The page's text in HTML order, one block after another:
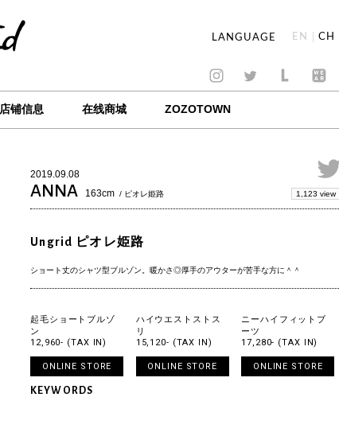
LANGUAGE EN CH
店铺信息 在线商城 ZOZOTOWN
2019.09.08
ANNA 163cm / ピオレ姫路 1,123 view
Ungrid ピオレ姫路
ショート丈のシャツ型ブルゾン。暖かさ◎厚手のアウターが苦手な方に＾＾
起毛ショートブルゾ
ン
12,960- (TAX IN)
ONLINE STORE
ハイウエストストス
リ
15,120- (TAX IN)
ONLINE STORE
ニーハイフィットブ
ーツ
17,280- (TAX IN)
ONLINE STORE
KEYWORDS